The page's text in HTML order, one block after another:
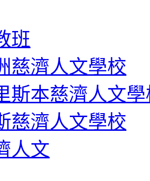
班
慈濟人文學校
斯本慈濟人文學
慈濟人文學校
人文